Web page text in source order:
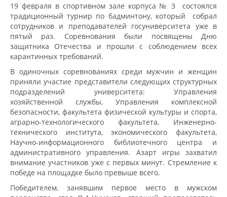
19 февраля в спортивном зале корпуса № 3 состоялся
традиционный турнир по бадминтону, который собрал
сотрудников и преподавателей госуниверситета уже в
пятый раз. Соревнования были посвящены Дню
защитника Отечества и прошли с соблюдением всех
карантинных требований.
В одиночных соревнованиях среди мужчин и женщин
приняли участие представители следующих структурных
подразделений университета: Управления
хозяйственной службы, Управления комплексной
безопасности, факультета физической культуры и спорта,
аграрно-технологического факультета, Инженерно-
технического института, экономического факультета,
Научно-информационного библиотечного центра и
административного управления. Азарт игры захватил
внимание участников уже с первых минут. Стремление к
победе на площадке было превыше всего.
Победителем, занявшим первое место в мужском